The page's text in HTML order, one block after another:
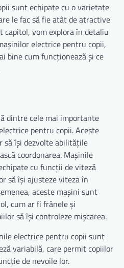
sunt echipate cu o varietate
le fac să fie atât de atractive
capitol, vom explora în detaliu
electrice pentru copii,
bine cum funcționează și ce
dintre cele mai importante
pentru copii. Aceste
să își dezvolte abilitățile
coordonarea. Mașinile
cu funcții de viteză
să își ajusteze viteza în
aceste mașini sunt
cum ar fi frânele și
să își controleze mișcarea.
electrice pentru copii sunt
variabilă, care permit copiilor
de nevoile lor.